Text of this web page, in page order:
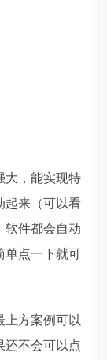
大，能实现特
起来（可以看
软件都会自动
单点一下就可
上方案例可以
还不会可以点